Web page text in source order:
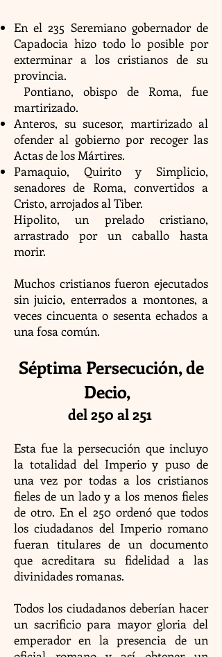
En el 235 Seremiano gobernador de
Capadocia hizo todo lo posible por
exterminar a los cristianos de su
provincia.
Pontiano, obispo de Roma, fue
martirizado.
Anteros, su sucesor, martirizado al
ofender al gobierno por recoger las
Actas de los Mártires.
Pamaquio, Quirito y Simplicio,
senadores de Roma, convertidos a
Cristo, arrojados al Tiber.
Hipolito, un prelado cristiano,
arrastrado por un caballo hasta
morir.
Muchos cristianos fueron ejecutados
sin juicio, enterrados a montones, a
veces cincuenta o sesenta echados a
una fosa común.
Séptima Persecución, de
Decio,
del 250 al 251
Esta fue la persecución que incluyo
la totalidad del Imperio y puso de
una vez por todas a los cristianos
fieles de un lado y a los menos fieles
de otro. En el 250 ordenó que todos
los ciudadanos del Imperio romano
fueran titulares de un documento
que acreditara su fidelidad a las
divinidades romanas.
Todos los ciudadanos deberían hacer
un sacrificio para mayor gloria del
emperador en la presencia de un